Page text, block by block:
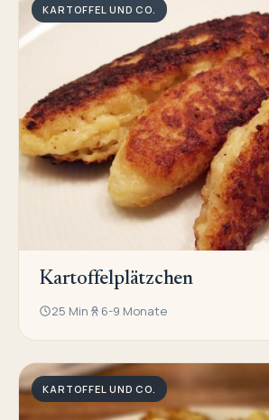
KARTOFFEL UND CO.
Kartoffelplätzchen
25 Min 6-9 Monate
KARTOFFEL UND CO.